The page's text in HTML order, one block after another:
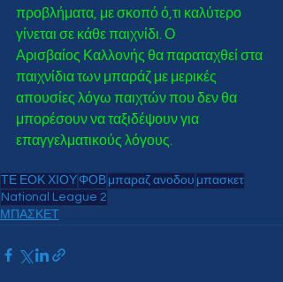
προβλήματα, με σκοπό ό,τι καλύτερο
γίνεται σε κάθε παιχνίδι. Ο
Αρισβαίος Καλλονής θα παραταχθεί στα
παιχνίδια των μπαράζ με μερικές
απουσίες λόγω παιχτών που δεν θα
μπορέσουν να ταξιδέψουν για
επαγγελματικούς λόγους.
ΤΕ ΕΟΚ ΧΙΟΥ ΦΟΒ μπαραζ ανοδου μπασκετ
National League 2
ΜΠΑΣΚΕΤ